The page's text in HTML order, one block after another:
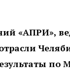
«АПРИ»,
по